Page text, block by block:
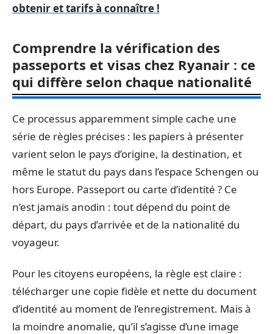
obtenir et tarifs à connaître !
Comprendre la vérification des
passeports et visas chez Ryanair : ce
qui diffère selon chaque nationalité
Ce processus apparemment simple cache une
série de règles précises : les papiers à présenter
varient selon le pays d’origine, la destination, et
même le statut du pays dans l’espace Schengen ou
hors Europe. Passeport ou carte d’identité ? Ce
n’est jamais anodin : tout dépend du point de
départ, du pays d’arrivée et de la nationalité du
voyageur.
Pour les citoyens européens, la règle est claire :
télécharger une copie fidèle et nette du document
d’identité au moment de l’enregistrement. Mais à
la moindre anomalie, qu’il s’agisse d’une image